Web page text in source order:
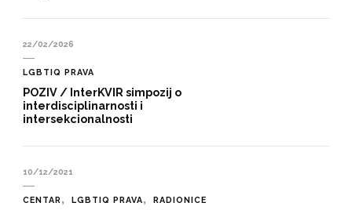
22/02/2026
LGBTIQ PRAVA
POZIV / InterKVIR simpozij o
interdisciplinarnosti i
intersekcionalnosti
10/12/2021
CENTAR LGBTIQ PRAVA RADIONICE